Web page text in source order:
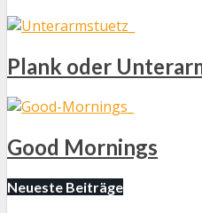
Plank oder
Good Mornings
Neueste Beiträge